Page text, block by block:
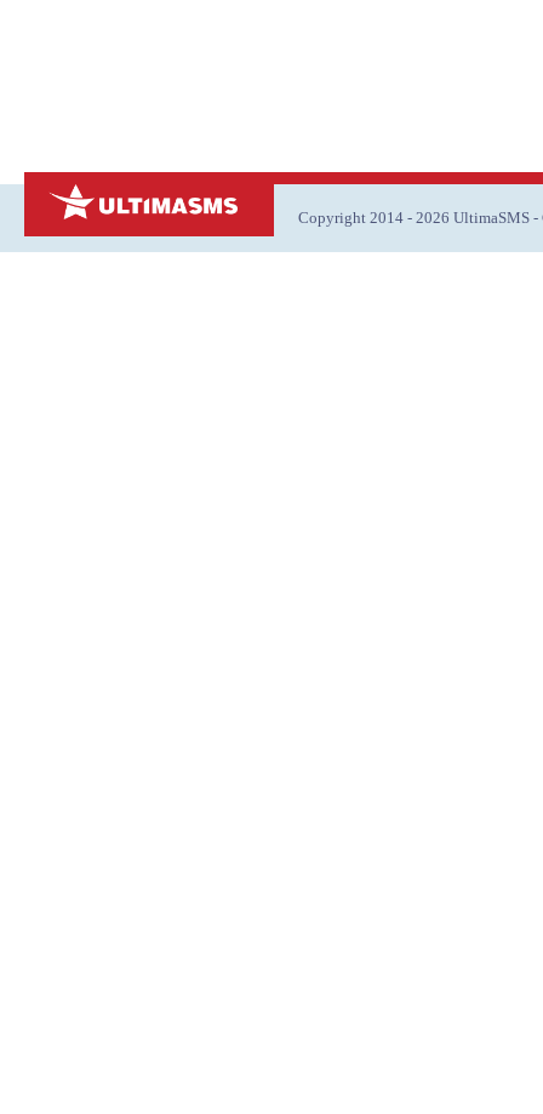
Copyright 2014 - 2026 UltimaSMS